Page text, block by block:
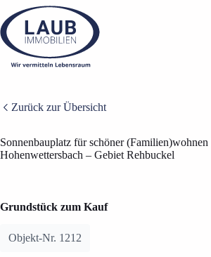
Inhalt
springen
Zurück zur Übersicht
Sonnenbauplatz für schöner
Hohenwettersbach – Gebiet Rehbuckel
BILDER ANZEIGEN (8)
Grundstück zum Kauf
Objekt-Nr. 1212